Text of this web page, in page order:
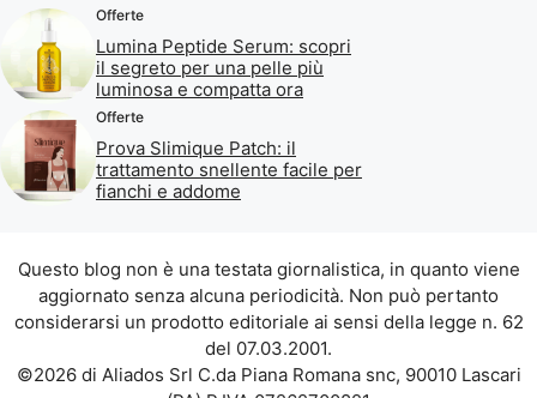
Offerte
Lumina Peptide Serum: scopri
il segreto per una pelle più
luminosa e compatta ora
Offerte
Prova Slimique Patch: il
trattamento snellente facile per
fianchi e addome
Questo blog non è una testata giornalistica, in quanto viene
aggiornato senza alcuna periodicità. Non può pertanto
considerarsi un prodotto editoriale ai sensi della legge n. 62
del 07.03.2001.
©2026 di Aliados Srl C.da Piana Romana snc, 90010 Lascari